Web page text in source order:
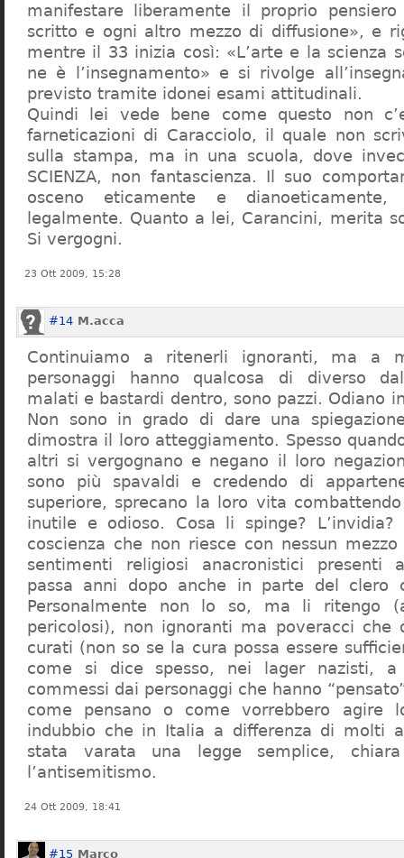
manifestare liberamente il proprio
scritto e ogni altro mezzo di diffusione», e
mentre il 33 inizia così: «L’arte e la scienza
ne è l’insegnamento» e si rivolge
previsto tramite idonei esami attitudinali.
Quindi lei vede bene come questo non
farneticazioni di Caracciolo, il quale non
sulla stampa, ma in una scuola, dove
SCIENZA, non fantascienza. Il suo
osceno eticamente e dianoeticamente,
legalmente. Quanto a lei, Carancini, merita
Si vergogni.
23 Ott 2009, 15:28
#14 M.acca
Continuiamo a ritenerli ignoranti, ma a
personaggi hanno qualcosa di diverso
malati e bastardi dentro, sono pazzi. Odiano
Non sono in grado di dare una
dimostra il loro atteggiamento. Spesso
altri si vergognano e negano il loro
sono più spavaldi e credendo di
superiore, sprecano la loro vita
inutile e odioso. Cosa li spinge?
coscienza che non riesce con nessun
sentimenti religiosi anacronistici presenti
passa anni dopo anche in parte del clero
Personalmente non lo so, ma li ritengo
pericolosi), non ignoranti ma poveracci che
curati (non so se la cura possa essere
come si dice spesso, nei lager nazisti,
commessi dai personaggi che hanno
come pensano o come vorrebbero agire
indubbio che in Italia a differenza di molti
stata varata una legge semplice,
l’antisemitismo.
24 Ott 2009, 18:41
#15 Marco